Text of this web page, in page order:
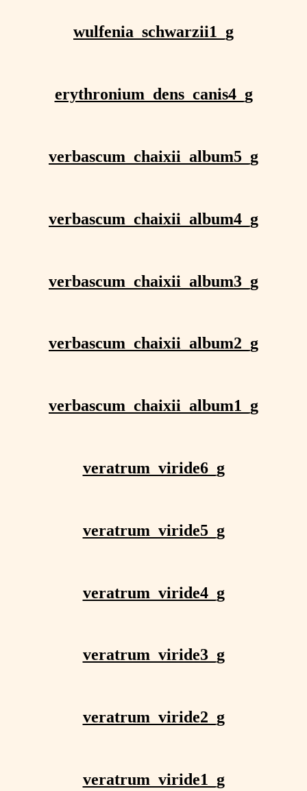
wulfenia_schwarzii1_g
erythronium_dens_canis4_g
verbascum_chaixii_album5_g
verbascum_chaixii_album4_g
verbascum_chaixii_album3_g
verbascum_chaixii_album2_g
verbascum_chaixii_album1_g
veratrum_viride6_g
veratrum_viride5_g
veratrum_viride4_g
veratrum_viride3_g
veratrum_viride2_g
veratrum_viride1_g